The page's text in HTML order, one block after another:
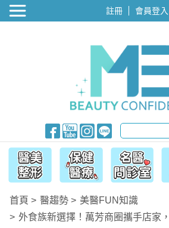
醫美整形 註冊 會員登入
首頁 醫趨勢
美醫FUN知識
外食族新選擇！萬芳商圈攜手店家